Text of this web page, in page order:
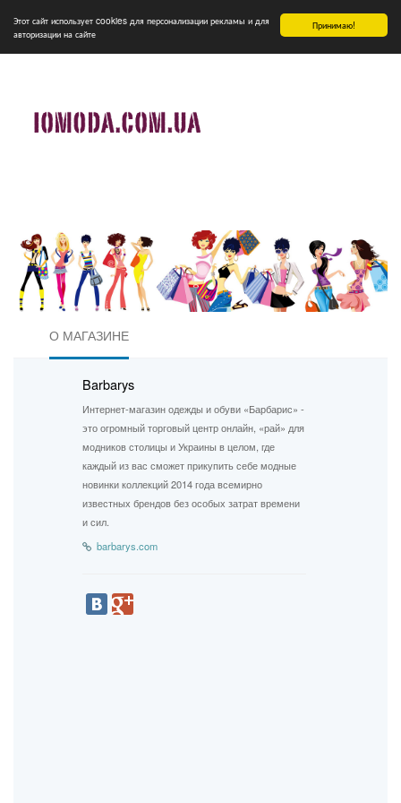
Принимаю!
Этот сайт использует cookies для персонализации рекламы и для
авторизации на сайте
О МАГАЗИНЕ
Barbarys
Интернет-магазин одежды и обуви «Барбарис» -
это огромный торговый центр онлайн, «рай» для
модников столицы и Украины в целом, где
каждый из вас сможет прикупить себе модные
новинки коллекций 2014 года всемирно
известных брендов без особых затрат времени
и сил.
barbarys.com